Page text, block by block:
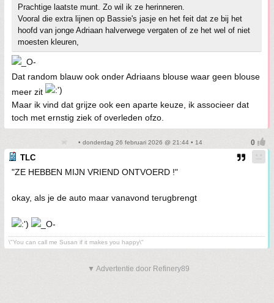
Prachtige laatste munt. Zo wil ik ze herinneren.
Vooral die extra lijnen op Bassie's jasje en het feit dat ze bij het
hoofd van jonge Adriaan halverwege vergaten of ze het wel of niet
moesten kleuren,
Dat random blauw ook onder Adriaans blouse waar geen blouse
meer zit
Maar ik vind dat grijze ook een aparte keuze, ik associeer dat
toch met ernstig ziek of overleden ofzo.
• donderdag 26 februari 2026 @ 21:44 • 14
TLC
"ZE HEBBEN MIJN VRIEND ONTVOERD !"
okay, als je de auto maar vanavond terugbrengt
\"You can call me Susan if it makes you happy\"
▼ Advertentie door Refinery89